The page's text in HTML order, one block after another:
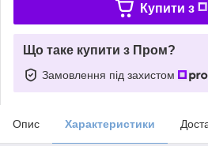
Купити з
Що таке купити з Пром?
Замовлення під захистом
Опис Характеристики